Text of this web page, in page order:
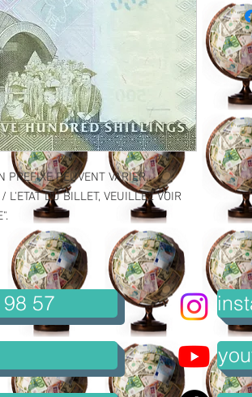
PREFIXE PEUVENT VARIER.
L'ETAT DU BILLET, VEUILLEZ VOIR
57